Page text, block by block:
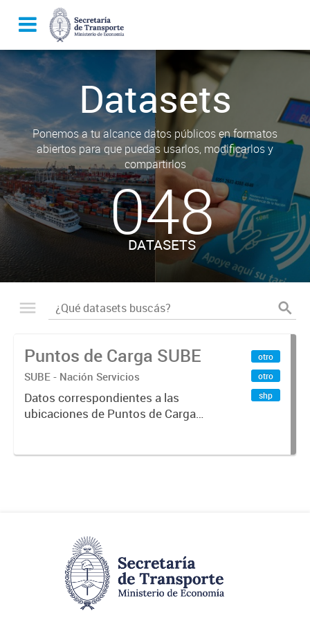
Datasets
Ponemos a tu alcance datos públicos en formatos
abiertos para que puedas usarlos, modificarlos y
compartirlos
048
DATASETS
Puntos de Carga SUBE
SUBE - Nación Servicios
Datos correspondientes a las
ubicaciones de Puntos de Carga
otro
otro
shp